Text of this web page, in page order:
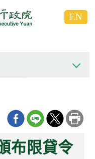
EN
布限貸令